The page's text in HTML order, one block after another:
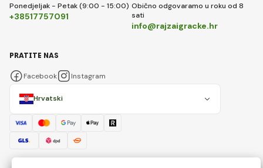
Ponedjeljak - Petak (9:00 - 15:00)
+38517757091
Obično odgovaramo u roku od 8
sati
info@rajzaigracke.hr
Hrvatski
PRATITE NAS
Facebook Instagram